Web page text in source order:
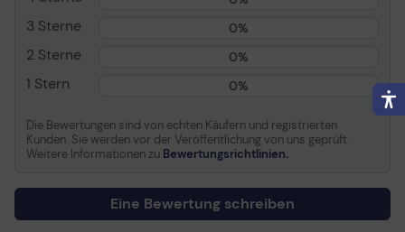
Informationen zur Kompatibilität
Entwickelt für
Sony VPL-HW30ES,
VW90ES, VW95ES
3 Sterne 0%
2 Sterne 0%
1 Stern 0%
Die Bewertungen sind von echten Käufern und registrierten
Kunden. Sie werden vor der Veröffentlichung von uns geprüft.
Weitere Informationen zu Bewertungsrichtlinien.
Eine Bewertung schreiben